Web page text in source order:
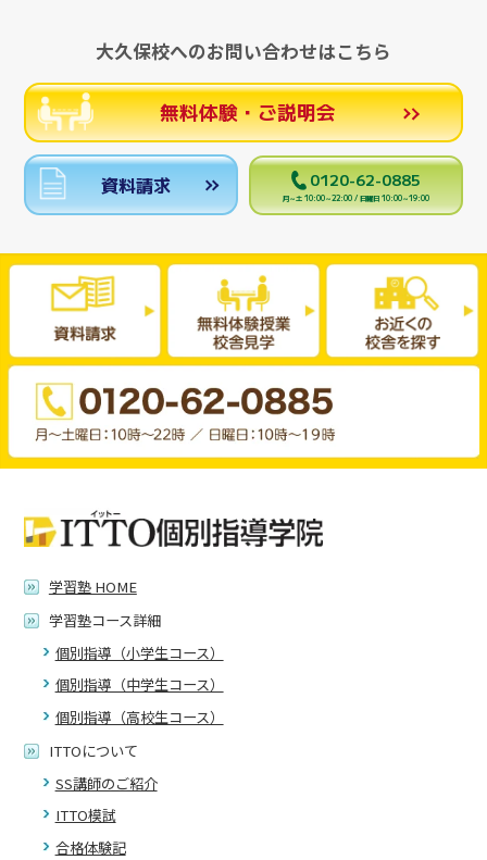
大久保校へのお問い合わせはこちら
無料体験・ご説明会
資料請求 0120-62-0885
月～土 10:00～22:00 / 日曜日 10:00～19:00
学習塾 HOME
学習塾コース詳細
個別指導（小学生コース）
個別指導（中学生コース）
個別指導（高校生コース）
ITTOについて
SS講師のご紹介
ITTO模試
合格体験記